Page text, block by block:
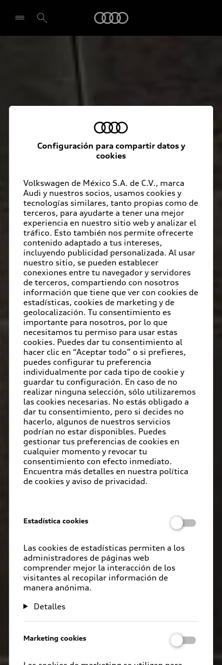
Configuración para compartir datos y
cookies
Volkswagen de México S.A. de C.V., marca
Audi y nuestros socios, usamos cookies y
tecnologías similares, tanto propias como de
terceros, para ayudarte a tener una mejor
experiencia en nuestro sitio web y analizar el
tráfico. Esto también nos permite ofrecerte
contenido adaptado a tus intereses,
incluyendo publicidad personalizada. Al usar
nuestro sitio, se pueden establecer
conexiones entre tu navegador y servidores
de terceros, compartiendo con nosotros
información que tiene que ver con cookies de
estadísticas, cookies de marketing y de
geolocalización. Tu consentimiento es
importante para nosotros, por lo que
necesitamos tu permiso para usar estas
cookies. Puedes dar tu consentimiento al
hacer clic en “Aceptar todo” o si prefieres,
puedes configurar tu preferencia
individualmente por cada tipo de cookie y
guardar tu configuración. En caso de no
realizar ninguna selección, sólo utilizaremos
las cookies necesarias. No estás obligado a
dar tu consentimiento, pero si decides no
hacerlo, algunos de nuestros servicios
podrían no estar disponibles. Puedes
gestionar tus preferencias de cookies en
cualquier momento y revocar tu
consentimiento con efecto inmediato.
Encuentra más detalles en nuestra política
de cookies y aviso de privacidad.
Estadística cookies
Las cookies de estadísticas permiten a los
administradores de páginas web
comprender mejor la interacción de los
visitantes al recopilar información de
manera anónima.
Detalles
Marketing cookies